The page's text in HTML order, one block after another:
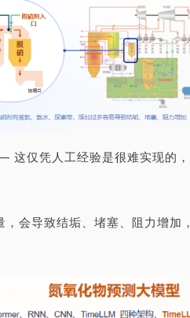
仅凭人工经验是很难实现的
会导致结垢、堵塞、阻力增